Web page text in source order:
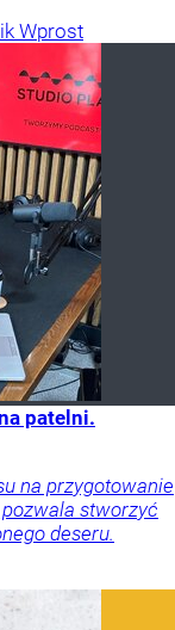
Wprost
patelni.
na przygotowanie
stworzyć
deseru.